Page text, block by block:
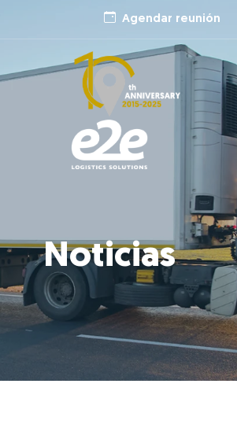
Agendar reunión
Noticias